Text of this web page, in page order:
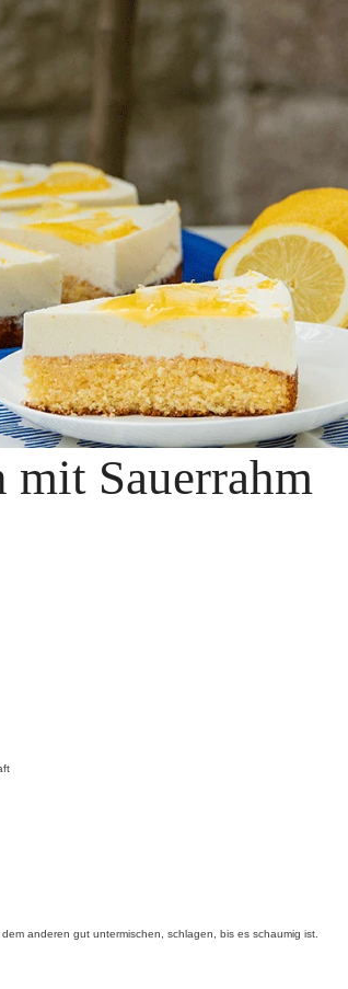
Sauerrahm
anderen gut untermischen, schlagen, bis es schaumig ist.